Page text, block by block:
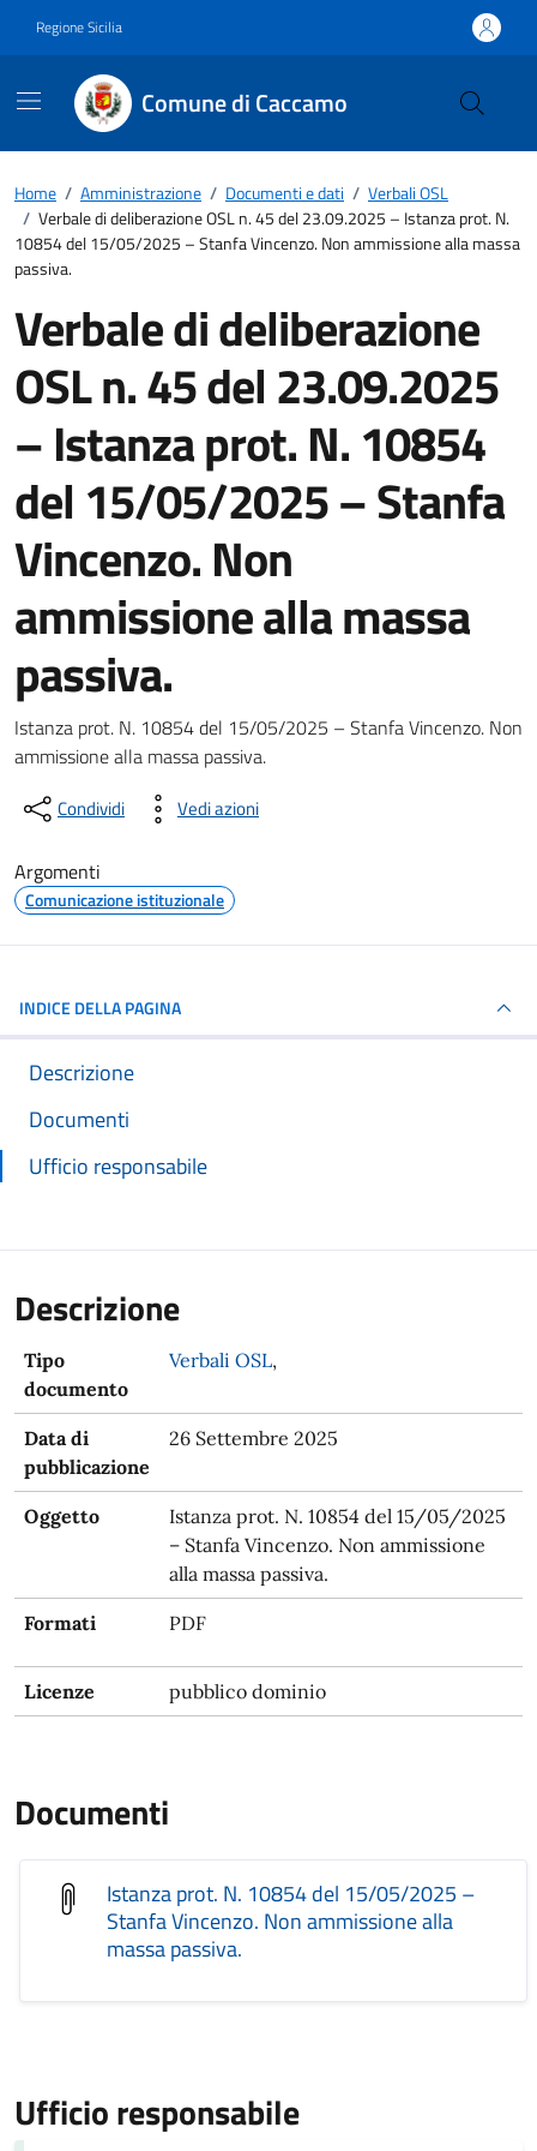
Regione Sicilia
Comune di Caccamo
Home / Amministrazione / Documenti e dati / Verbali OSL
/ Verbale di deliberazione OSL n. 45 del 23.09.2025 – Istanza prot. N.
10854 del 15/05/2025 – Stanfa Vincenzo. Non ammissione alla massa
passiva.
Verbale di deliberazione
OSL n. 45 del 23.09.2025
– Istanza prot. N. 10854
del 15/05/2025 – Stanfa
Vincenzo. Non
ammissione alla massa
passiva.
Dettagli del documento
Istanza prot. N. 10854 del 15/05/2025 – Stanfa Vincenzo. Non
ammissione alla massa passiva.
Condividi Vedi azioni
Argomenti
Comunicazione istituzionale
INDICE DELLA PAGINA
Descrizione
Documenti
Ufficio responsabile
Descrizione
Tipo
documento
Verbali OSL,
Data di
pubblicazione
26 Settembre 2025
Oggetto
Istanza prot. N. 10854 del 15/05/2025
– Stanfa Vincenzo. Non ammissione
alla massa passiva.
Formati PDF
Licenze pubblico dominio
Documenti
Istanza prot. N. 10854 del 15/05/2025 –
Stanfa Vincenzo. Non ammissione alla
massa passiva.
Ufficio responsabile